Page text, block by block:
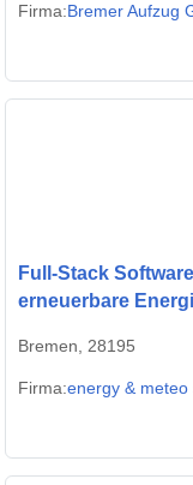
Firma:Bremer Aufzug
Full-Stack
erneuerbare
GmbH
Bremen, 28195
Firma:energy & meteo